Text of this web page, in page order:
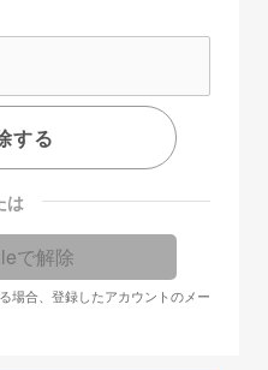
する
は
で解除
場合、登録したアカウントのメー